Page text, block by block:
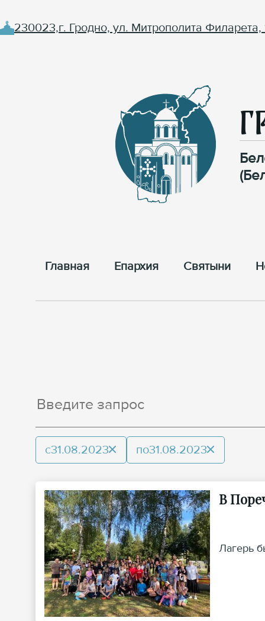
230023,г. Гродно, ул. Митрополита Филарета,
Главная Епархия Cвятыни
с31.08.2023 по31.08.2023
В
Лагерь